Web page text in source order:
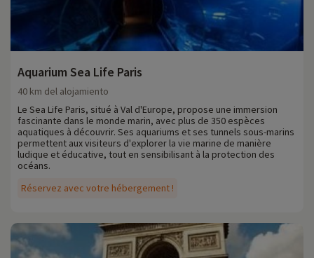
Aquarium Sea Life Paris
Réservez avec votre hébergement !
40 km del alojamiento
Le Sea Life Paris, situé à Val d'Europe, propose une immersion
fascinante dans le monde marin, avec plus de 350 espèces
aquatiques à découvrir. Ses aquariums et ses tunnels sous-marins
permettent aux visiteurs d'explorer la vie marine de manière
ludique et éducative, tout en sensibilisant à la protection des
océans.